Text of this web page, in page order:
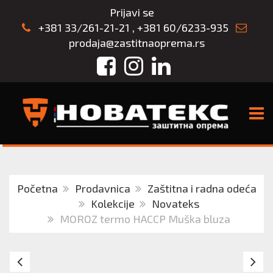
Prijavi se
+381 33/261-21-21 , +381 60/6233-935
prodaja@zastitnaoprema.rs
FacebookInstagram
LinkedIn
Početna Prodavnica
Zaštitna i radna odeća
Kolekcije
Novateks
MOROZ termo HACCP Muška bluza
MOROZ